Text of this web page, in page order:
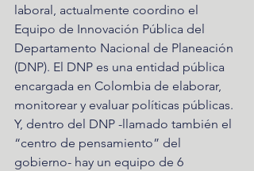
laboral, actualmente coordino el
Equipo de Innovación Pública del
Departamento Nacional de Planeación
(DNP). El DNP es una entidad pública
encargada en Colombia de elaborar,
monitorear y evaluar políticas públicas.
Y, dentro del DNP -llamado también el
“centro de pensamiento” del
gobierno- hay un equipo de 6